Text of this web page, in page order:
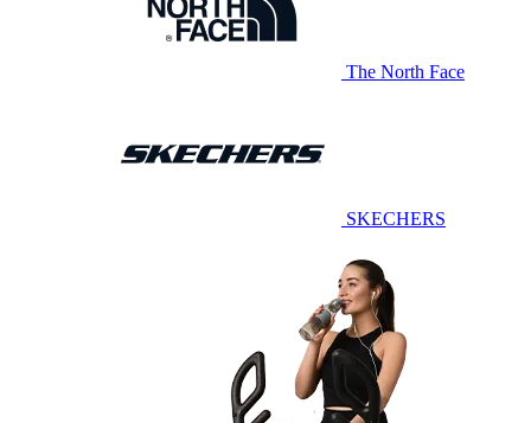
The North Face
SKECHERS